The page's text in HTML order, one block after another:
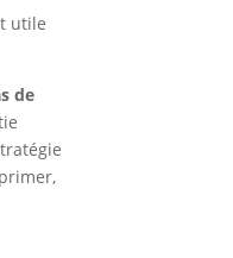
utile
de